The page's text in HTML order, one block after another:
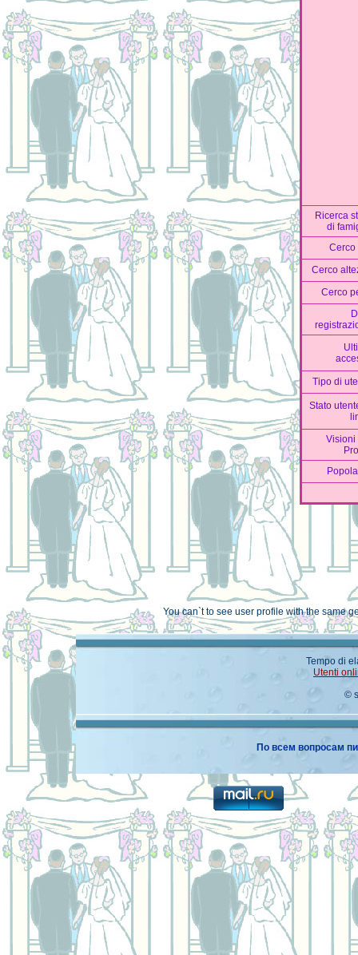
Ricerca
di
Cerco
Cerco
Cerco
Tipo di
Stato
Visioni
You can`t to see user profile with the same
Tempo di
Utenti
©
По всем вопросам